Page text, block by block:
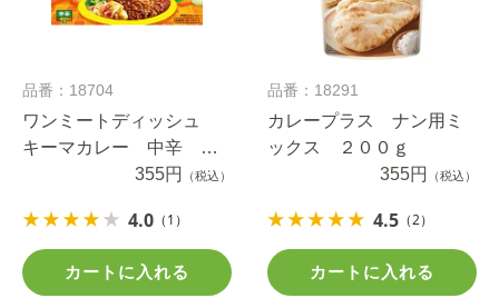
品番：18704
ワンミートディッシュ
キーマカレー 中辛 １
355円 （税込）
4.0 （1）
カートに入れる
品番：18291
カレープラス ナン用ミ
ックス ２００ｇ
355円
（税込）
4.5 （2）
カートに入れる